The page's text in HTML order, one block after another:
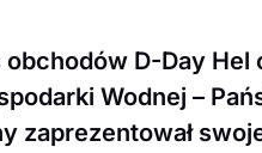
D-Day Hel
Wodnej –
zaprezentował